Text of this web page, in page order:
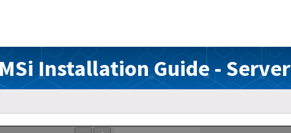
Installation Guide - Server